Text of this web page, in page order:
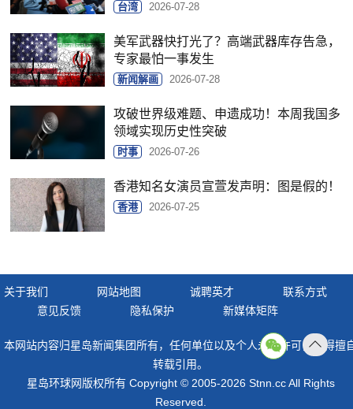
台湾 2026-07-28
美军武器快打光了？高端武器库存告急，
专家最怕一事发生
新闻解画 2026-07-28
攻破世界级难题、申遗成功！本周我国多
领域实现历史性突破
时事 2026-07-26
香港知名女演员宣萱发声明：图是假的！
香港 2026-07-25
关于我们 网站地图 诚聘英才
联系方式
意见反馈
隐私保护 新媒体矩阵
本网站内容归星岛新闻集团所有，任何单位以及个人未经许可，不得擅
转载引用。
星岛环球网版权所有 Copyright © 2005-2026 Stnn.cc All Rights
Reserved.
顶部